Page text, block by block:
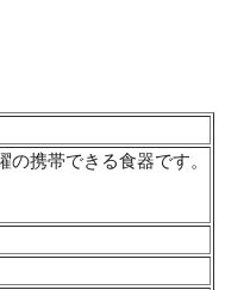
携帯できる食器です。